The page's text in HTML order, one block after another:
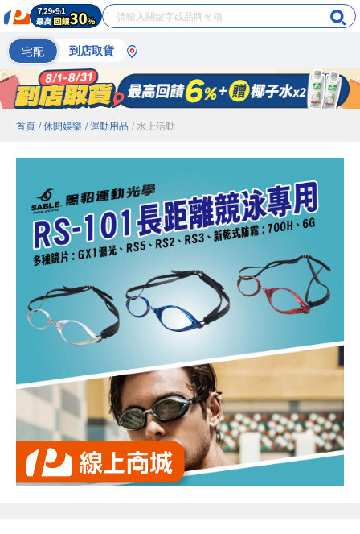
宅配 到店取貨
首頁 / 休閒娛樂 / 運動用品 / 水上活動